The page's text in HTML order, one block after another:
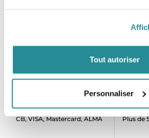
Tout autoriser
Personnaliser
PAIEMENT SÉCURISÉ
CB, VISA, Mastercard, ALMA
Plus de